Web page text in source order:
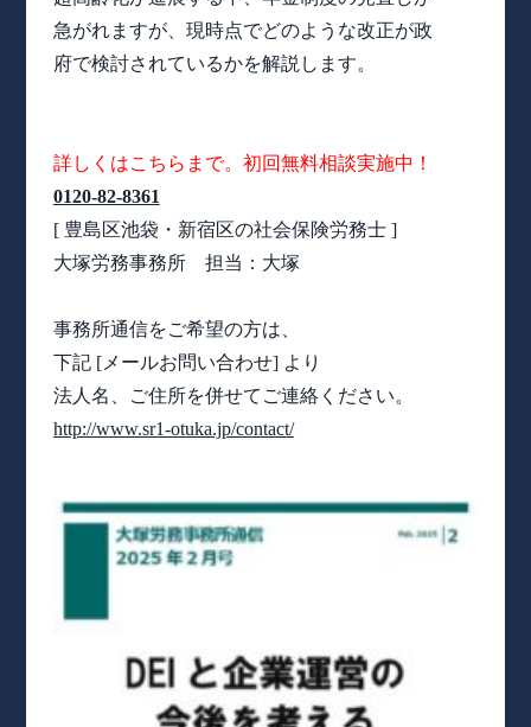
急がれますが、現時点でどのような改正が政
府で検討されているかを解説します。
詳しくはこちらまで。初回無料相談実施中！
0120-82-8361
[ 豊島区池袋・新宿区の社会保険労務士 ]
大塚労務事務所 担当：大塚
事務所通信をご希望の方は、
下記 [メールお問い合わせ] より
法人名、ご住所を併せてご連絡ください。
http://www.sr1-otuka.jp/contact/